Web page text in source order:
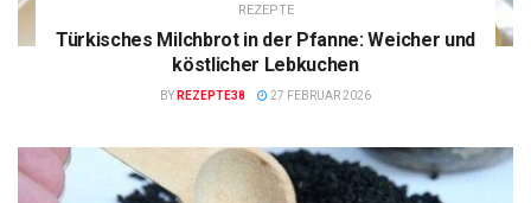
REZEPTE
Türkisches Milchbrot in der Pfanne: Weicher und
köstlicher Lebkuchen
BY REZEPTE38 27 FEBRUAR 2026